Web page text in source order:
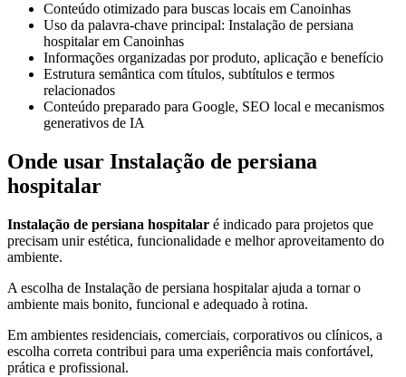
Conteúdo otimizado para buscas locais em Canoinhas
Uso da palavra-chave principal: Instalação de persiana
hospitalar em Canoinhas
Informações organizadas por produto, aplicação e benefício
Estrutura semântica com títulos, subtítulos e termos
relacionados
Conteúdo preparado para Google, SEO local e mecanismos
generativos de IA
Onde usar Instalação de persiana
hospitalar
Instalação de persiana hospitalar é indicado para projetos que
precisam unir estética, funcionalidade e melhor aproveitamento do
ambiente.
A escolha de Instalação de persiana hospitalar ajuda a tornar o
ambiente mais bonito, funcional e adequado à rotina.
Em ambientes residenciais, comerciais, corporativos ou clínicos, a
escolha correta contribui para uma experiência mais confortável,
prática e profissional.